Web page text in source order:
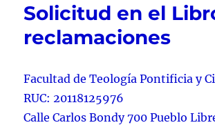
Solicitud en el
reclamaciones
Facultad de Teología Pontificia y
RUC: 20118125976
Calle Carlos Bondy 700 Pueblo